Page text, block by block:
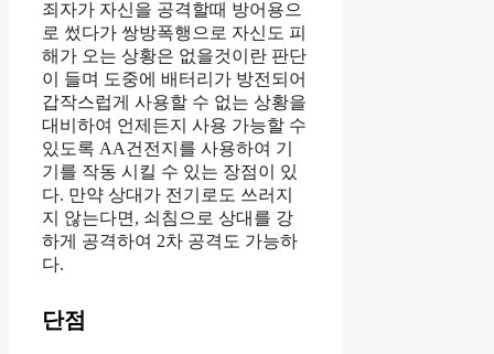
죄자가 자신을 공격할때 방어용으
로 썼다가 쌍방폭행으로 자신도 피
해가 오는 상황은 없을것이란 판단
이 들며 도중에 배터리가 방전되어
갑작스럽게 사용할 수 없는 상황을
대비하여 언제든지 사용 가능할 수
있도록 AA건전지를 사용하여 기
기를 작동 시킬 수 있는 장점이 있
다. 만약 상대가 전기로도 쓰러지
지 않는다면, 쇠침으로 상대를 강
하게 공격하여 2차 공격도 가능하
다.
단점